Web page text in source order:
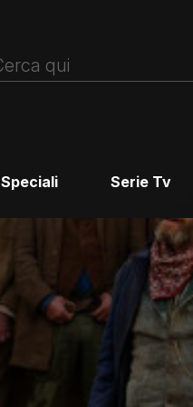
Speciali Serie Tv